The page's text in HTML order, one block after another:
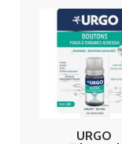
URGO